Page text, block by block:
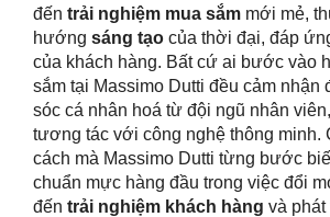
đến trải nghiệm mua sắm mới mẻ,
hướng sáng tạo của thời đại, đáp
của khách hàng. Bất cứ ai bước vào
sắm tại Massimo Dutti đều cảm
sóc cá nhân hoá từ đội ngũ nhân
tương tác với công nghệ thông minh.
cách mà Massimo Dutti từng bước
chuẩn mực hàng đầu trong việc đổi
đến trải nghiệm khách hàng và phát